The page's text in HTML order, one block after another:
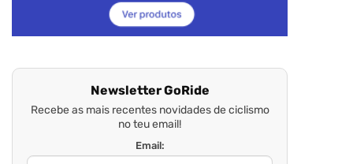
Newsletter GoRide
Recebe as mais recentes novidades de ciclismo
no teu email!
Email: